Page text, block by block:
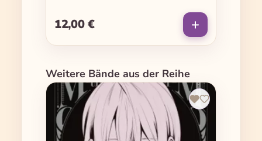
Regulärer Preis:
12,00 €
Produktgalerie überspringen
Weitere Bände aus der Reihe